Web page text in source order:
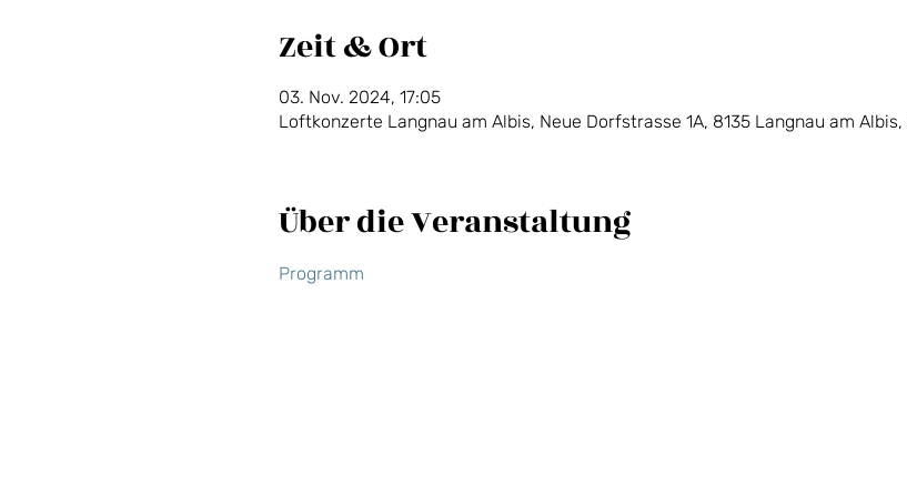
Zeit & Ort
03. Nov. 2024, 17:05
Loftkonzerte Langnau am Albis, Neue Dorfstrasse 1A, 8135 Langnau am
Über die Veranstaltung
Programm